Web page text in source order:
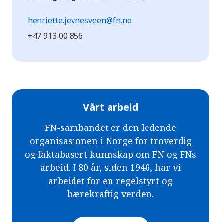
henriette.jevnesveen@fn.no
+47 913 00 856
Vårt arbeid
FN-sambandet er den ledende
organisasjonen i Norge for troverdig
og faktabasert kunnskap om FN og FNs
arbeid. I 80 år, siden 1946, har vi
arbeidet for en regelstyrt og
bærekraftig verden.